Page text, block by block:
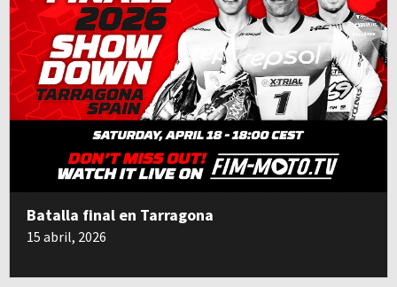
Batalla final en Tarragona
15 abril, 2026